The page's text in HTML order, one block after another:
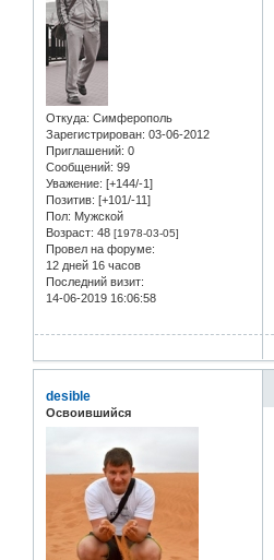
Откуда: Симферополь
Зарегистрирован: 03-06-2012
Приглашений: 0
Сообщений: 99
Уважение: [+144/-1]
Позитив: [+101/-11]
Пол: Мужской
Возраст: 48 [1978-03-05]
Провел на форуме:
12 дней 16 часов
Последний визит:
14-06-2019 16:06:58
desible
Освоившийся